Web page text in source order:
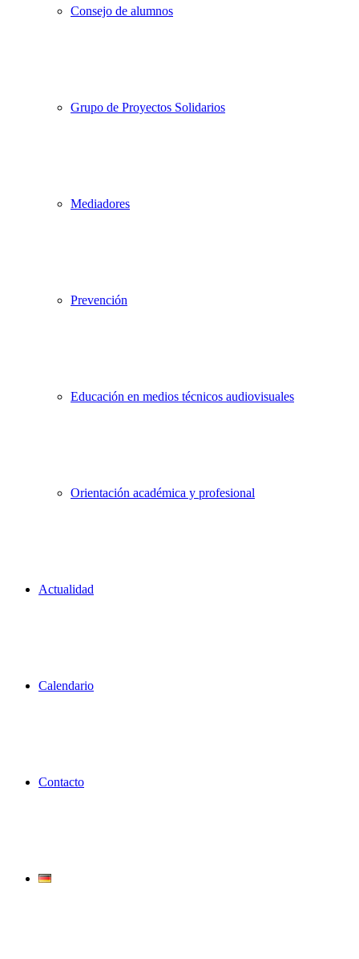
Consejo de alumnos
Grupo de Proyectos Solidarios
Mediadores
Prevención
Educación en medios técnicos audiovisuales
Orientación académica y profesional
Actualidad
Calendario
Contacto